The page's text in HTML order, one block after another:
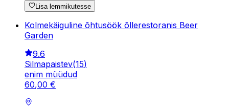
Lisa lemmikutesse
Kolmekäiguline õhtusöök õllerestoranis Beer
Garden
9.6
Silmapaistev(15)
enim müüdud
60,00 €